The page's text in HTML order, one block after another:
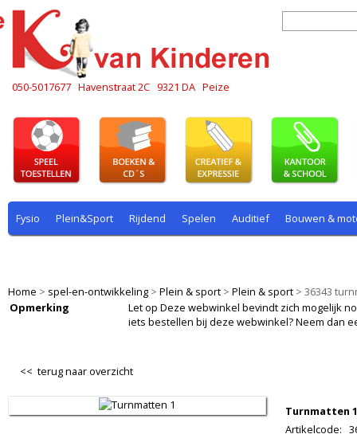
050-5017677 Havenstraat 2C 9321 DA Peize
Fysio Plein&Sport Rijdend Spelen Auditief Bouwen &
Home > spel-en-ontwikkeling > Plein & sport > Plein & sport > 36343
Opmerking
Let op Deze webwinkel bevindt zich mogelijk
iets bestellen bij deze webwinkel? Neem dan
<< terug naar overzicht
Turnmatten 1
Artikelcode: